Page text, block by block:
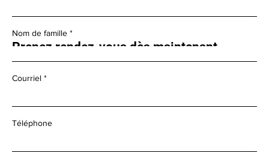
Prenez rendez-vous dès maintenant
Nom de famille
Courriel
Téléphone